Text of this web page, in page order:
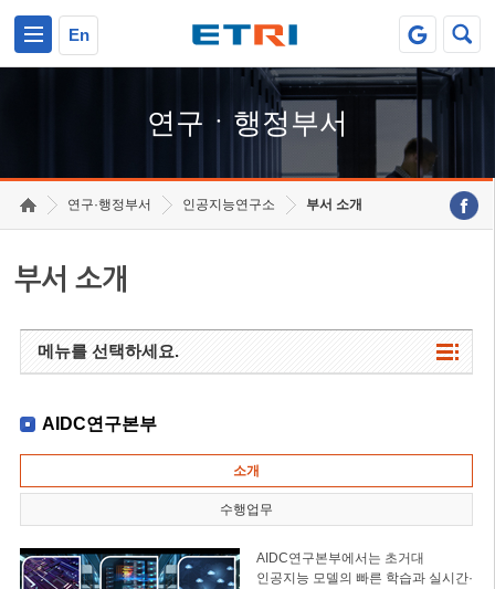
En
연구ㆍ행정부서
연구·행정부서 인공지능연구소 부서 소개
부서 소개
메뉴를 선택하세요.
AIDC연구본부
소개
수행업무
AIDC연구본부에서는 초거대
인공지능 모델의 빠른 학습과 실시간·